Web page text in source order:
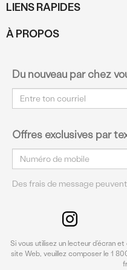
LIENS RAPIDES
À PROPOS
Du nouveau par chez
Courriel
Offres exclusives par
Courriel
Des frais de message
Si vous utilisez un lecteur d’écran
site Web, veuillez composer le 1